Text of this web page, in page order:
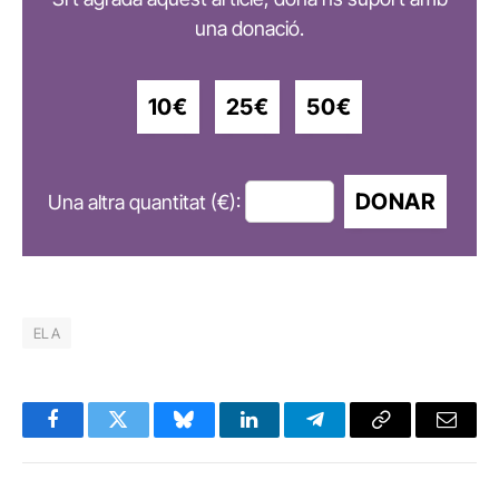
una donació.
10€ 25€ 50€
Una altra quantitat (€): DONAR
ELA
FacebookTwitter BlueskyLinkedInTelegramCopy
Email